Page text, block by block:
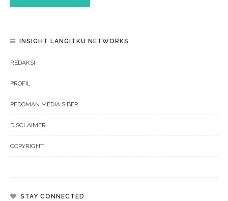
INSIGHT LANGITKU NETWORKS
REDAKSI
PROFIL
PEDOMAN MEDIA SIBER
DISCLAIMER
COPYRIGHT
STAY CONNECTED